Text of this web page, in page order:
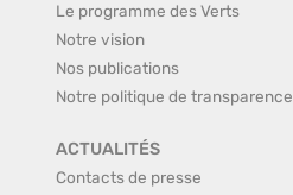
Le programme des Verts
Notre vision
Nos publications
Notre politique de transparence
ACTUALITÉS
Contacts de presse